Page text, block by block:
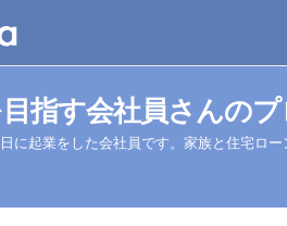
指す会社員さんの
に起業をした会社員です。家族と住宅ロ